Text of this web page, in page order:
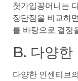
첫가입꽁머니는
장단점을 비교하
를 바탕으로 결정
B. 다양한
다양한 인센티브